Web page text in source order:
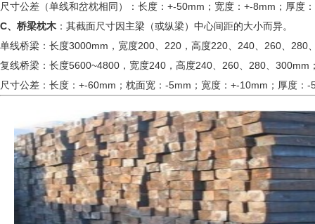
尺寸公差（单线和岔枕相同）：长度：+-50mm；宽度：+-8mm；厚度
C、桥梁枕木 ：其截面尺寸因主梁（或纵梁）中心间距的大小而异。
单线桥梁：长度3000mm，宽度200、220，高度220、240、260、280
复线桥梁：长度5600~4800，宽度240，高度240、260、280、300mm
尺寸公差：长度：+-60mm；枕面宽：-5mm；宽度：+-10mm；厚度：-